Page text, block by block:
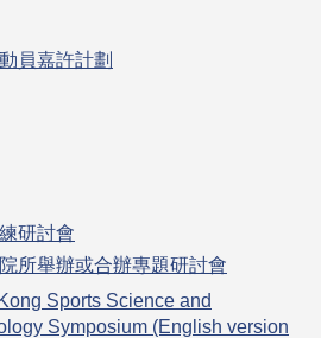
員嘉許計劃
研討會
所舉辦或合辦專題研討會
Sports Science and
Symposium (English version